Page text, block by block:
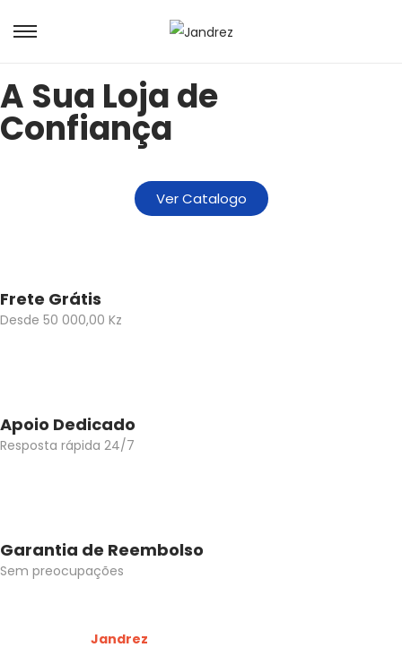
A Sua Loja de
Confiança
Ver Catalogo
Frete Grátis
Desde 50 000,00 Kz
Apoio Dedicado
Resposta rápida 24/7
Garantia de Reembolso
Sem preocupações
Jandrez